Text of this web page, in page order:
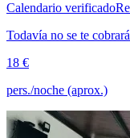
Calendario verificado
Todavía no se te
18 €
pers./noche (aprox.)